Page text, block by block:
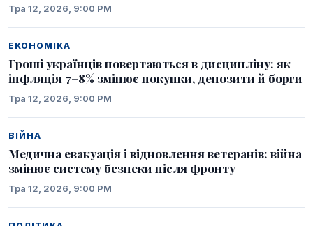
Тра 12, 2026, 9:00 PM
ЕКОНОМІКА
Гроші українців повертаються в дисципліну: як
інфляція 7–8% змінює покупки, депозити й борги
Тра 12, 2026, 9:00 PM
ВІЙНА
Медична евакуація і відновлення ветеранів: війна
змінює систему безпеки після фронту
Тра 12, 2026, 9:00 PM